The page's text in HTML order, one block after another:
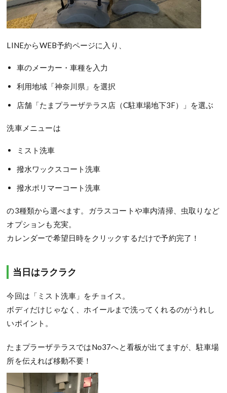
LINEからWEB予約ページに入り、
車のメーカー・車種を入力
利用地域「神奈川県」を選択
店舗「たまプラーザテラス店（C駐車場地下3F）」を選ぶ
洗車メニューは
ミスト洗車
撥水ワックスコート洗車
撥水ポリマーコート洗車
の3種類から選べます。ガラスコートや車内清掃、虫取りなど
オプションも充実。
カレンダーで希望日時をクリックするだけで予約完了！
当日はラクラク
今回は「ミスト洗車」をチョイス。
ボディだけじゃなく、ホイールまで洗ってくれるのがうれし
いポイント。
たまプラーザテラスではNo37へと看板が出てますが、駐車場
所を伝えれば移動不要！